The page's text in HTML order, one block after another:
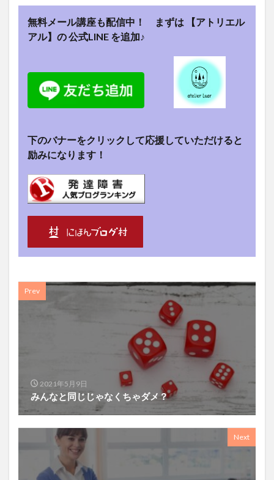
無料メール講座も配信中！ まずは 【アトリエル
アル】の公式LINE を追加♪
下のバナーをクリックして応援していただけると
励みになります！
Prev
2021年5月9日
みんなと同じじゃなくちゃダメ？
Next